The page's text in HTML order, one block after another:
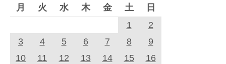
月 火 水 木 金 土
日
1
2
3
4 5 6 7 8
9
10
11 12 13 14 15
16